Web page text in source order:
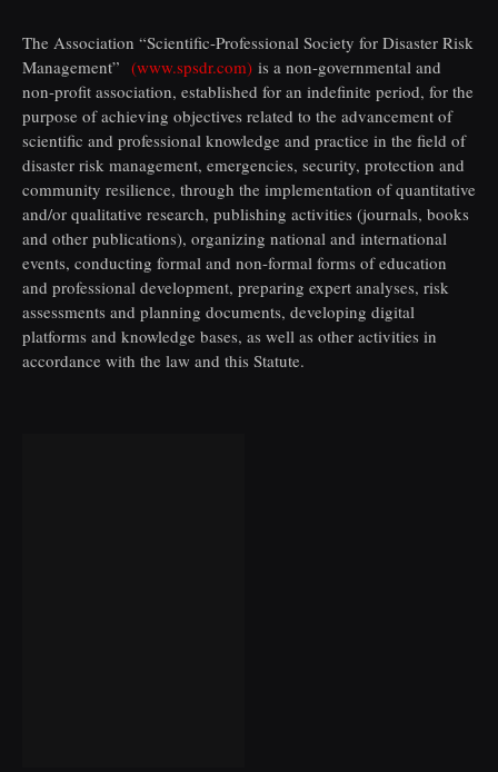
The Association “Scientific-Professional Society for Disaster Risk
Management” (www.spsdr.com) is a non-governmental and
non-profit association, established for an indefinite period, for the
purpose of achieving objectives related to the advancement of
scientific and professional knowledge and practice in the field of
disaster risk management, emergencies, security, protection and
community resilience, through the implementation of quantitative
and/or qualitative research, publishing activities (journals, books
and other publications), organizing national and international
events, conducting formal and non-formal forms of education
and professional development, preparing expert analyses, risk
assessments and planning documents, developing digital
platforms and knowledge bases, as well as other activities in
accordance with the law and this Statute.